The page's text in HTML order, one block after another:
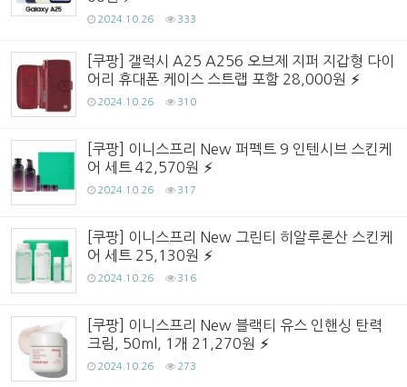
2024.10.26 333
[쿠팡] 갤럭시 A25 A256 오브제 지퍼 지갑형 다이
어리 휴대폰 케이스 스트랩 포함 28,000원
2024.10.26 310
[쿠팡] 이니스프리 New 퍼펙트 9 인텐시브 스킨케
어 세트 42,570원
2024.10.26 317
[쿠팡] 이니스프리 New 그린티 히알루론산 스킨케
어 세트 25,130원
2024.10.26 316
[쿠팡] 이니스프리 New 블랙티 유스 인핸싱 탄력
크림, 50ml, 1개 21,270원
2024.10.26 273